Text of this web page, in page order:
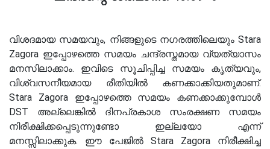
വിശദമായ സമയവും, നിങ്ങളുടെ നഗരത്തിലെയും Stara
Zagora ഇപ്പോഴത്തെ സമയം ചന്ദ്രസ്തമായ വ്യത്യാസം
മനസിലാക്കാം. ഇവിടെ സൂചിപ്പിച്ച സമയം കൃത്യവും,
വിശ്വസനീയമായ രീതിയിൽ കണക്കാക്കിയതുമാണ്.
Stara Zagora ഇപ്പോഴത്തെ സമയം കണക്കാക്കുമ്പോൾ
DST അല്ലെങ്കിൽ ദിനപ്രകാശ സംരക്ഷണ സമയം
നിരീക്ഷിക്കപ്പെടുന്നുണ്ടോ ഇല്ലയോ എന്ന്
മനസ്സിലാക്കുക. ഈ പേജിൽ Stara Zagora നിരീക്ഷിച്ച